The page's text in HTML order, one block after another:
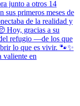
junto a otros 14
sus primeros meses de
de la realidad y
Hoy, gracias a su
refugio —de los que
lo que es vivir. 🐾✨
valiente en